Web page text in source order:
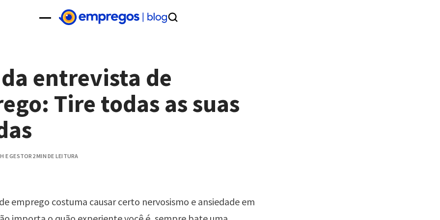
entrevista de
Tire todas as suas
E GESTOR 2 MIN DE LEITURA
emprego costuma causar certo nervosismo e ansiedade em